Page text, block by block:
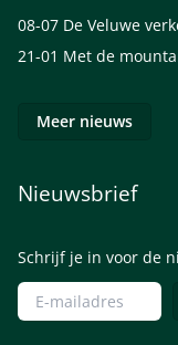
08-07 De Veluwe
21-01 Met de
Meer nieuws
Nieuwsbrief
Schrijf je in voor de